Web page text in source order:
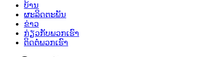
ບ້ານ
ຜະລິດຕະພັນ
ຂ່າວ
ກ່ຽວກັບພວກເຮົາ
ຕິດຕໍ່ພວກເຮົາ